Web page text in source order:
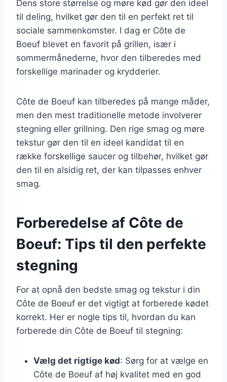
Dens store størrelse og møre kød gør den ideel
til deling, hvilket gør den til en perfekt ret til
sociale sammenkomster. I dag er Côte de
Boeuf blevet en favorit på grillen, især i
sommermånederne, hvor den tilberedes med
forskellige marinader og krydderier.
Côte de Boeuf kan tilberedes på mange måder,
men den mest traditionelle metode involverer
stegning eller grillning. Den rige smag og møre
tekstur gør den til en ideel kandidat til en
række forskellige saucer og tilbehør, hvilket gør
den til en alsidig ret, der kan tilpasses enhver
smag.
Forberedelse af Côte de
Boeuf: Tips til den perfekte
stegning
For at opnå den bedste smag og tekstur i din
Côte de Boeuf er det vigtigt at forberede kødet
korrekt. Her er nogle tips til, hvordan du kan
forberede din Côte de Boeuf til stegning:
Vælg det rigtige kød: Sørg for at vælge en
Côte de Boeuf af høj kvalitet med en god